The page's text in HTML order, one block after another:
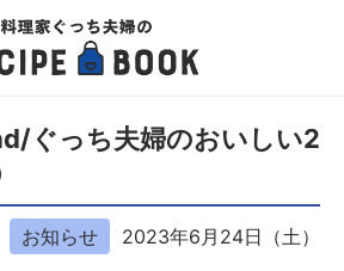
ぐっち夫婦のおいしい2
お知らせ 2023年6月24日（土）